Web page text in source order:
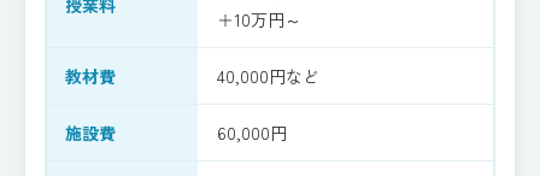
授業料
＋10万円～
教材費 40,000円など
施設費 60,000円